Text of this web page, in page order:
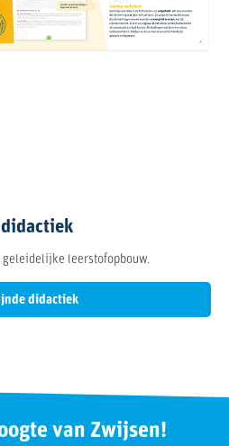
geleidelijke leerstofopbouw.
didactiek
van Zwijsen!